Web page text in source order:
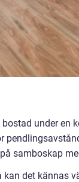
under en
samboskap
det kännas